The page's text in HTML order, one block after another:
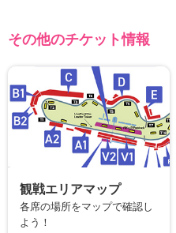
その他のチケット情報
観戦エリアマップ
各席の場所をマップで確認し
よう！